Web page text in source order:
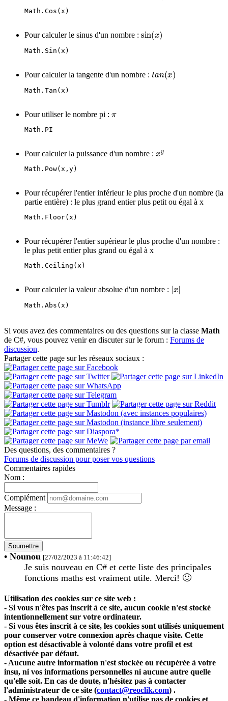
Math.Cos(x)
Pour calculer le sinus d'un nombre : sin ( )
Math.Sin(x)
Pour calculer la tangente d'un nombre : x )
Math.Tan(x)
Pour utiliser le nombre pi :
Math.PI
Pour calculer la puissance d'un nombre : y
Math.Pow(x,y)
Pour récupérer l'entier inférieur le plus proche d'un nombre (la
partie entière) : le plus grand entier plus petit ou égal à x
Math.Floor(x)
Pour récupérer l'entier supérieur le plus proche d'un nombre :
le plus petit entier plus grand ou égal à x
Math.Ceiling(x)
Pour calculer la valeur absolue d'un nombre : |
Math.Abs(x)
Si vous avez des commentaires ou des questions sur la classe Math
de C#, vous pouvez venir en discuter sur le forum : Forums de
discussion.
Partager cette page sur les réseaux sociaux :
Des questions, des commentaires ?
Forums de discussion pour poser vos questions
Commentaires rapides
Nom :
Complément
Message :
Soumettre
• Nounou [27/02/2023 à 11:46:42]
Je suis nouveau en C# et cette liste des principales
fonctions maths est vraiment utile. Merci! 🙂
Utilisation des cookies sur ce site web :
- Si vous n'êtes pas inscrit à ce site, aucun cookie n'est stocké
intentionnellement sur votre ordinateur.
- Si vous êtes inscrit à ce site, les cookies sont utilisés uniquement
pour conserver votre connexion après chaque visite. Cette
option est désactivable à volonté dans votre profil et est
désactivée par défaut.
- Aucune autre information n'est stockée ou récupérée à votre
insu, ni vos informations personnelles ni aucune autre quelle
qu'elle soit. En cas de doute, n'hésitez pas à contacter
l'administrateur de ce site (contact@reoclik.com) .